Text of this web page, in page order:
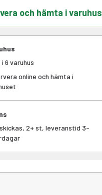
och hämta i varuhus
i 6 varuhus
online och hämta i
2+ st, leveranstid 3-